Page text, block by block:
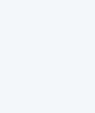
unperfekt